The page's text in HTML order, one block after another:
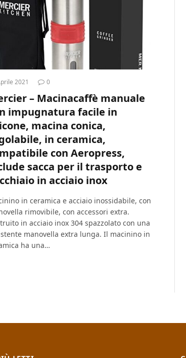
2021 0
– Macinacaffè manuale
impugnatura facile in
macina conica,
in ceramica,
con Aeropress,
sacca per il trasporto e
in acciaio inox
in ceramica e acciaio inossidabile, con
rimovibile, con accessori extra.
in acciaio inox 304 spazzolato con una
manovella extra lunga. Il macinino in
ha una…